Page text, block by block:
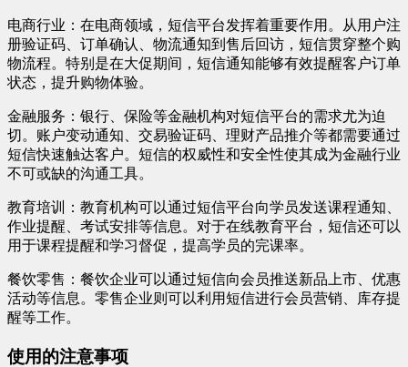
电商行业：在电商领域，短信平台发挥着重要作用。从用户注
册验证码、订单确认、物流通知到售后回访，短信贯穿整个购
物流程。特别是在大促期间，短信通知能够有效提醒客户订单
状态，提升购物体验。
金融服务：银行、保险等金融机构对短信平台的需求尤为迫
切。账户变动通知、交易验证码、理财产品推介等都需要通过
短信快速触达客户。短信的权威性和安全性使其成为金融行业
不可或缺的沟通工具。
教育培训：教育机构可以通过短信平台向学员发送课程通知、
作业提醒、考试安排等信息。对于在线教育平台，短信还可以
用于课程提醒和学习督促，提高学员的完课率。
餐饮零售：餐饮企业可以通过短信向会员推送新品上市、优惠
活动等信息。零售企业则可以利用短信进行会员营销、库存提
醒等工作。
使用的注意事项